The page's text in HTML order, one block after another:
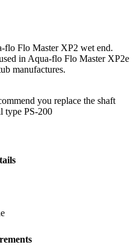
flo Flo Master XP2 wet end.
in Aqua-flo Flo Master XP2e
manufactures.
you replace the shaft
type PS-200